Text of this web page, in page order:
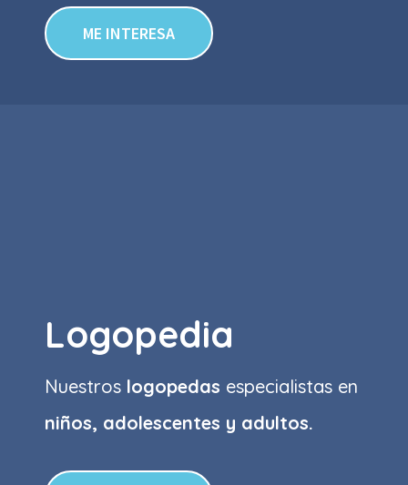
ME INTERESA
Logopedia
Nuestros logopedas especialistas en
niños, adolescentes y adultos.